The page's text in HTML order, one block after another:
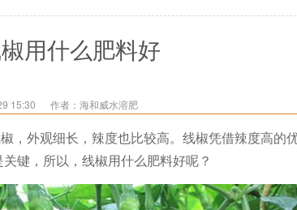
用什么肥料好
15:30 作者：海和威水溶肥
，外观细长，辣度也比较高。线椒凭借辣度高的
键，所以， 线椒用什么肥料好呢？